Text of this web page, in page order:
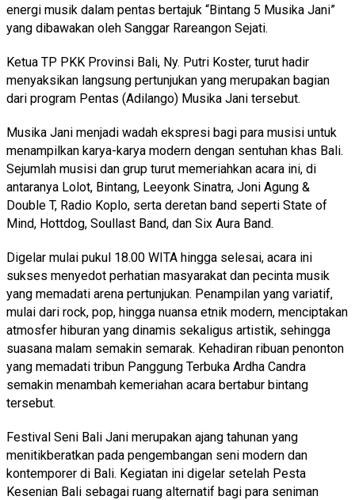
energi musik dalam pentas bertajuk “Bintang 5 Musika Jani”
yang dibawakan oleh Sanggar Rareangon Sejati.
Ketua TP PKK Provinsi Bali, Ny. Putri Koster, turut hadir
menyaksikan langsung pertunjukan yang merupakan bagian
dari program Pentas (Adilango) Musika Jani tersebut.
Musika Jani menjadi wadah ekspresi bagi para musisi untuk
menampilkan karya-karya modern dengan sentuhan khas Bali.
Sejumlah musisi dan grup turut memeriahkan acara ini, di
antaranya Lolot, Bintang, Leeyonk Sinatra, Joni Agung &
Double T, Radio Koplo, serta deretan band seperti State of
Mind, Hottdog, Soullast Band, dan Six Aura Band.
Digelar mulai pukul 18.00 WITA hingga selesai, acara ini
sukses menyedot perhatian masyarakat dan pecinta musik
yang memadati arena pertunjukan. Penampilan yang variatif,
mulai dari rock, pop, hingga nuansa etnik modern, menciptakan
atmosfer hiburan yang dinamis sekaligus artistik, sehingga
suasana malam semakin semarak. Kehadiran ribuan penonton
yang memadati tribun Panggung Terbuka Ardha Candra
semakin menambah kemeriahan acara bertabur bintang
tersebut.
Festival Seni Bali Jani merupakan ajang tahunan yang
menitikberatkan pada pengembangan seni modern dan
kontemporer di Bali. Kegiatan ini digelar setelah Pesta
Kesenian Bali sebagai ruang alternatif bagi para seniman